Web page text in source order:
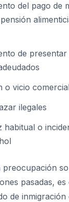
del pago de
de
o vicio
ilegales
habitual o
preocupación
pasadas,
de inmigración